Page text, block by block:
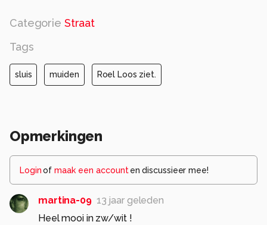
Categorie Straat
Tags
sluis muiden Roel Loos ziet.
Opmerkingen
Loginof maak een account en discussieer mee!
martina-09 13 jaar geleden
Heel mooi in zw/wit !